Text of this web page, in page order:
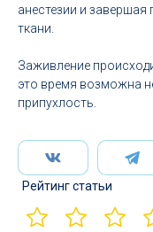
анестезии и
ткани.
Заживление
это время возможна
припухлость.
Рейтинг статьи